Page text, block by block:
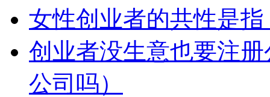
女性创业者的共性是
创业者没生意也要注
公司吗）